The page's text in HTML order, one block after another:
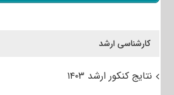
کارشناسی ارشد
نتایج کنکور ارشد ۱۴۰۳